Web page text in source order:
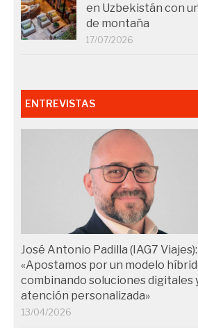
en Uzbekistán con
de montaña
17/07/2026
ENTREVISTAS
José Antonio Padilla (IAG7 Viajes):
«Apostamos por un modelo
combinando soluciones digitales
atención personalizada»
13/04/2026